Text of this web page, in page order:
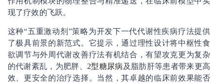
现了疗效的飞跃。
这种“五重激动剂”策略为开发下一代代谢性疾病疗法提供
了极具前景的新范式。它提示，通过理性设计将中枢性食
欲调节与外周代谢改善疗法有机结合，有望攻克更为复杂
的代谢紊乱，为肥胖、 2型糖尿病 及脂肪肝等患者带来更高
效、更安全的治疗选择。当然，其卓越的临床前效果能否